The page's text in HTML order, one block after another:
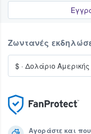
Αγοράστε και
Ζωντανές
$ · Δολάριο Αμερικής